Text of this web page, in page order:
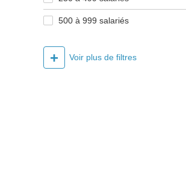
500 à 999 salariés
+ Voir plus de filtres